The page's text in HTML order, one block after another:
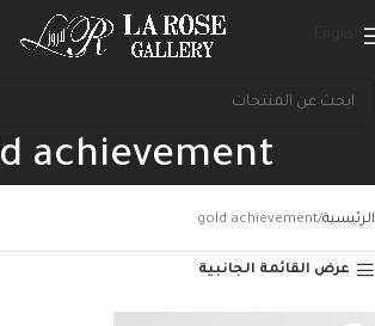
achievement
الرئيسية gold achievement
عرض القائمة الجانبية